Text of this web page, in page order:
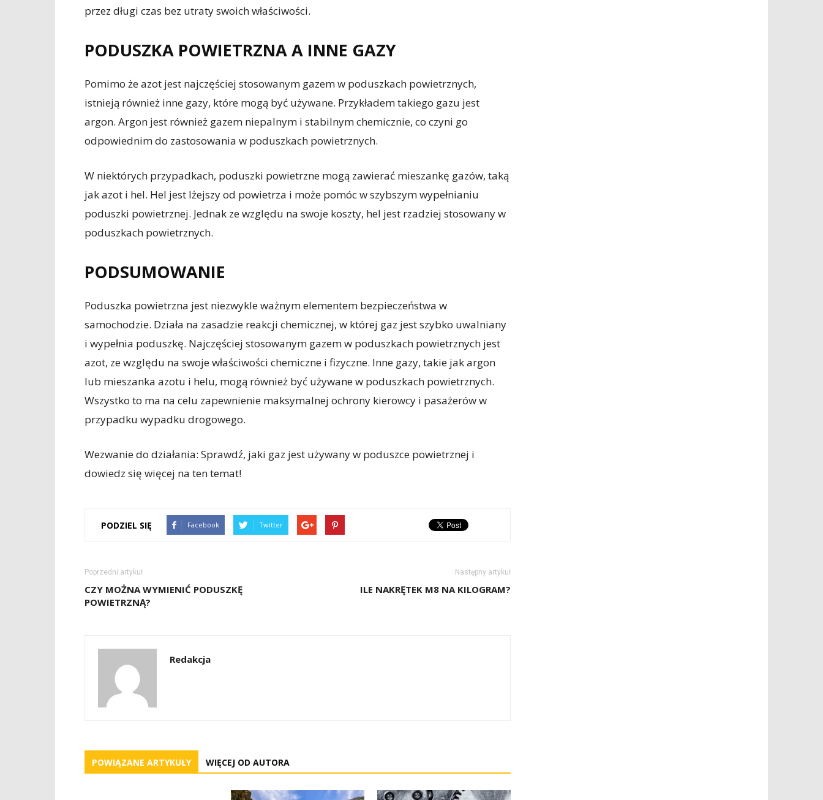
przez długi czas bez utraty swoich właściwości.
PODUSZKA POWIETRZNA A INNE GAZY
Pomimo że azot jest najczęściej stosowanym gazem w poduszkach powietrznych,
istnieją również inne gazy, które mogą być używane. Przykładem takiego gazu jest
argon. Argon jest również gazem niepalnym i stabilnym chemicznie, co czyni go
odpowiednim do zastosowania w poduszkach powietrznych.
W niektórych przypadkach, poduszki powietrzne mogą zawierać mieszankę gazów, taką
jak azot i hel. Hel jest lżejszy od powietrza i może pomóc w szybszym wypełnianiu
poduszki powietrznej. Jednak ze względu na swoje koszty, hel jest rzadziej stosowany w
poduszkach powietrznych.
PODSUMOWANIE
Poduszka powietrzna jest niezwykle ważnym elementem bezpieczeństwa w
samochodzie. Działa na zasadzie reakcji chemicznej, w której gaz jest szybko uwalniany
i wypełnia poduszkę. Najczęściej stosowanym gazem w poduszkach powietrznych jest
azot, ze względu na swoje właściwości chemiczne i fizyczne. Inne gazy, takie jak argon
lub mieszanka azotu i helu, mogą również być używane w poduszkach powietrznych.
Wszystko to ma na celu zapewnienie maksymalnej ochrony kierowcy i pasażerów w
przypadku wypadku drogowego.
Wezwanie do działania: Sprawdź, jaki gaz jest używany w poduszce powietrznej i
dowiedz się więcej na ten temat!
PODZIEL SIĘ Facebook Twitter
Poprzedni artykuł
CZY MOŻNA WYMIENIĆ PODUSZKĘ
POWIETRZNĄ?
Następny artykuł
ILE NAKRĘTEK M8 NA KILOGRAM?
Redakcja
POWIĄZANE ARTYKUŁY WIĘCEJ OD AUTORA